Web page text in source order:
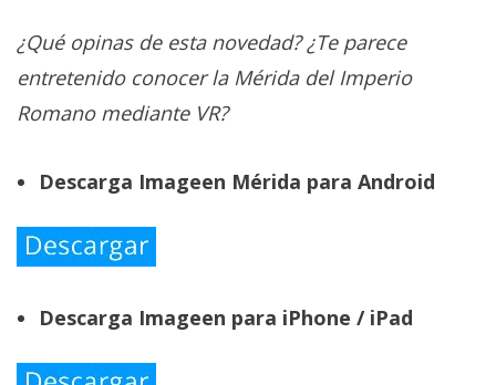
¿Qué opinas de esta novedad? ¿Te parece
entretenido conocer la Mérida del Imperio
Romano mediante VR?
Descarga Imageen Mérida para Android
Descarga Imageen para iPhone / iPad